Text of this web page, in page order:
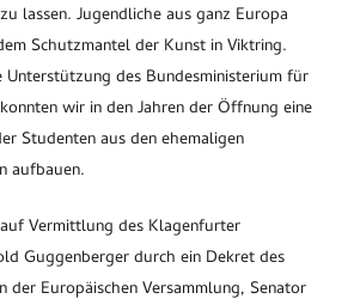
lassen. Jugendliche aus ganz Europa
Schutzmantel der Kunst in Viktring.
Unterstützung des Bundesministerium für
wir in den Jahren der Öffnung eine
Studenten aus den ehemaligen
aufbauen.
Vermittlung des Klagenfurter
Guggenberger durch ein Dekret des
der Europäischen Versammlung, Senator